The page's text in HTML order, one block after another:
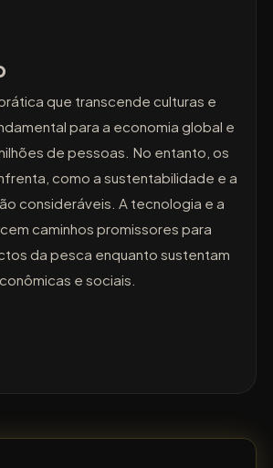
que transcende culturas e
para a economia global e
de pessoas. No entanto, os
como a sustentabilidade e a
consideráveis. A tecnologia e a
caminhos promissores para
da pesca enquanto sustentam
e sociais.